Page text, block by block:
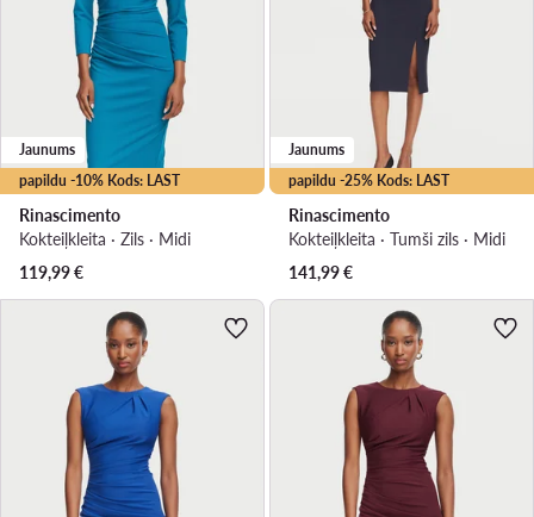
papildu -10% Kods: LAST
Jaunums
Rinascimento
Kokteiļkleita · Zils · Midi
119,99€
papildu -25% Kods: LAST
Jaunums
Rinascimento
Kokteiļkleita · Tumši zils · Midi
141,99€